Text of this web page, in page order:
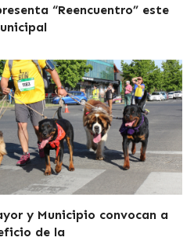
“Reencuentro” este
y Municipio convocan a
de la